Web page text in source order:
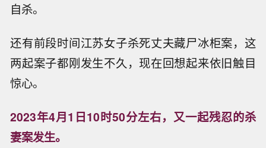
自杀。
还有前段时间江苏女子杀死丈夫藏尸冰柜案，这
两起案子都刚发生不久，现在回想起来依旧触目
惊心。
2023年4月1日10时50分左右，又一起残忍的杀
妻案发生。